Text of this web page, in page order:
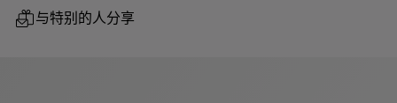
与特别的人分享